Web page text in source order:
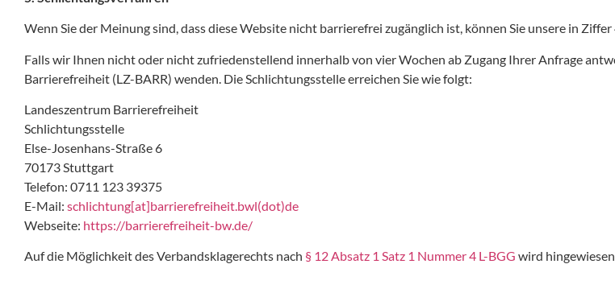
Wenn Sie der Meinung sind, dass diese Website nicht barrierefrei zugänglich ist, können Sie unsere in
Falls wir Ihnen nicht oder nicht zufriedenstellend innerhalb von vier Wochen ab Zugang Ihrer Anfrage
Barrierefreiheit (LZ-BARR) wenden. Die Schlichtungsstelle erreichen Sie wie folgt:
Landeszentrum Barrierefreiheit
Schlichtungsstelle
Else-Josenhans-Straße 6
70173 Stuttgart
Telefon: 0711 123 39375
E-Mail: schlichtung[at]­barrierefreiheit.bwl(dot)de
Webseite: https://barrierefreiheit-bw.de/
Auf die Möglichkeit des Verbandsklagerechts nach § 12 Absatz 1 Satz 1 Nummer 4 L-BGG wird